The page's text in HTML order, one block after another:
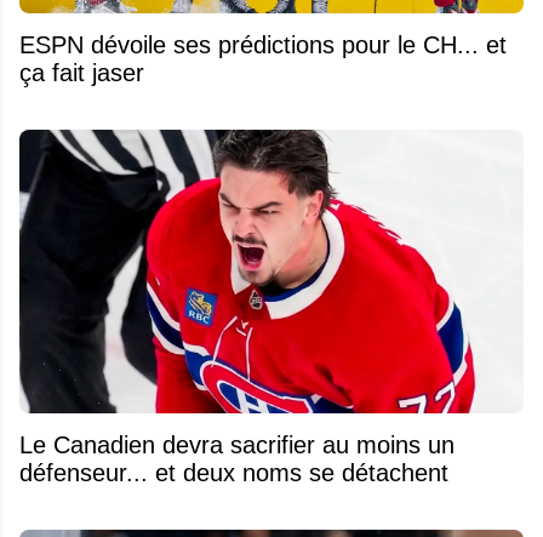
ESPN dévoile ses prédictions pour le CH... et
ça fait jaser
Le Canadien devra sacrifier au moins un
défenseur... et deux noms se détachent